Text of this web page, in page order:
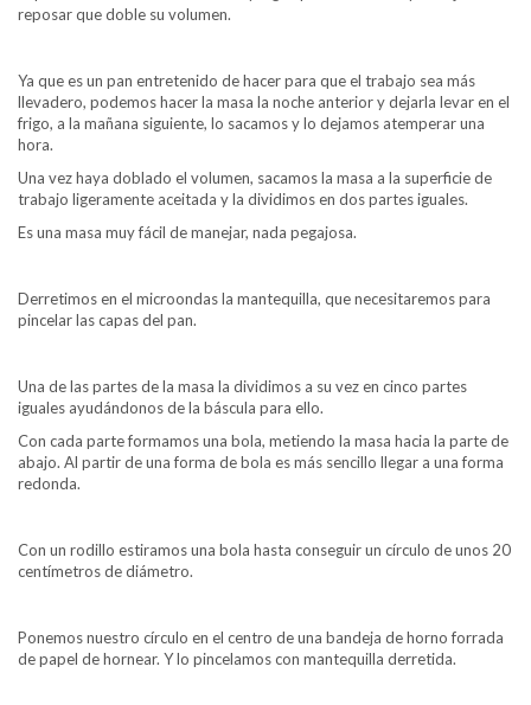
reposar que doble su volumen.
Ya que es un pan entretenido de hacer para que el trabajo sea más
llevadero, podemos hacer la masa la noche anterior y dejarla levar en el
frigo, a la mañana siguiente, lo sacamos y lo dejamos atemperar una
hora.
Una vez haya doblado el volumen, sacamos la masa a la superficie de
trabajo ligeramente aceitada y la dividimos en dos partes iguales.
Es una masa muy fácil de manejar, nada pegajosa.
Derretimos en el microondas la mantequilla, que necesitaremos para
pincelar las capas del pan.
Una de las partes de la masa la dividimos a su vez en cinco partes
iguales ayudándonos de la báscula para ello.
Con cada parte formamos una bola, metiendo la masa hacia la parte de
abajo. Al partir de una forma de bola es más sencillo llegar a una forma
redonda.
Con un rodillo estiramos una bola hasta conseguir un círculo de unos 20
centímetros de diámetro.
Ponemos nuestro círculo en el centro de una bandeja de horno forrada
de papel de hornear. Y lo pincelamos con mantequilla derretida.